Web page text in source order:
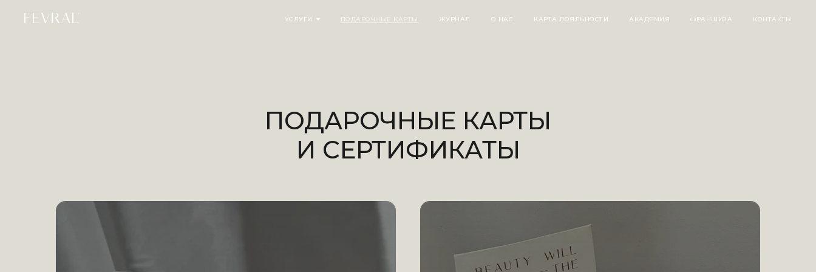
УСЛУГИ ПОДАРОЧНЫЕ КАРТЫ ЖУРНАЛ О НАС КАРТА ЛОЯЛЬНОСТИ АКАДЕМИЯ ФРАНШИЗА КОНТАКТЫ
ПОДАРОЧНЫЕ КАРТЫ
И СЕРТИФИКАТЫ